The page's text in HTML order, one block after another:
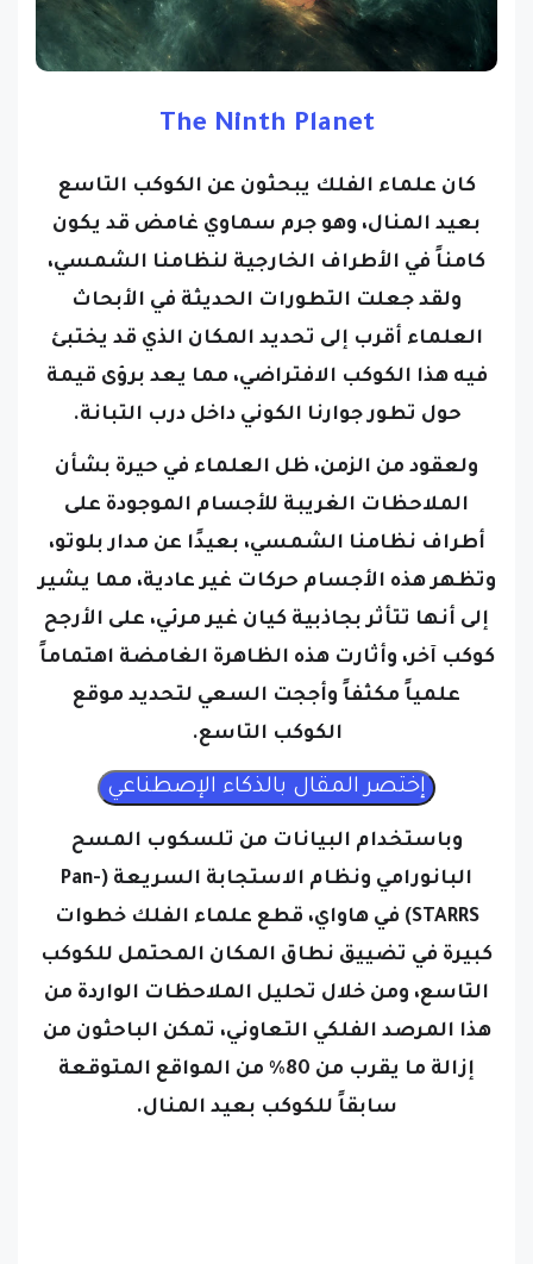
The Ninth Planet
كان علماء الفلك يبحثون عن الكوكب التاسع
بعيد المنال، وهو جرم سماوي غامض قد يكون
كامناً في الأطراف الخارجية لنظامنا الشمسي،
ولقد جعلت التطورات الحديثة في الأبحاث
العلماء أقرب إلى تحديد المكان الذي قد يختبئ
فيه هذا الكوكب الافتراضي، مما يعد برؤى قيمة
حول تطور جوارنا الكوني داخل درب التبانة.
ولعقود من الزمن، ظل العلماء في حيرة بشأن
الملاحظات الغريبة للأجسام الموجودة على
أطراف نظامنا الشمسي، بعيدًا عن مدار بلوتو،
وتظهر هذه الأجسام حركات غير عادية، مما يشير
إلى أنها تتأثر بجاذبية كيان غير مرئي، على الأرجح
كوكب آخر، وأثارت هذه الظاهرة الغامضة اهتماماً
علمياً مكثفاً وأججت السعي لتحديد موقع
الكوكب التاسع.
وباستخدام البيانات من تلسكوب المسح
البانورامي ونظام الاستجابة السريعة (Pan-
STARRS) في هاواي، قطع علماء الفلك خطوات
كبيرة في تضييق نطاق المكان المحتمل للكوكب
التاسع، ومن خلال تحليل الملاحظات الواردة من
هذا المرصد الفلكي التعاوني، تمكن الباحثون من
إزالة ما يقرب من 80٪ من المواقع المتوقعة
سابقاً للكوكب بعيد المنال.